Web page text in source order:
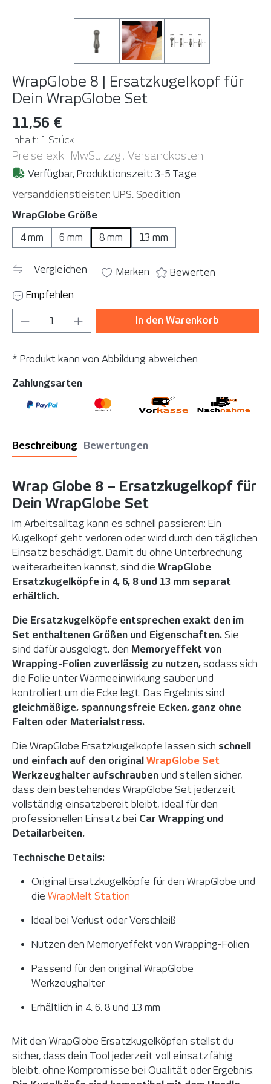
WrapGlobe 8 | Ersatzkugelkopf für
Dein WrapGlobe Set
11,56 €
Inhalt: 1 Stück
Preise exkl. MwSt. zzgl. Versandkosten
Verfügbar, Produktionszeit: 3-5 Tage
Versanddienstleister: UPS, Spedition
WrapGlobe Größeauswählen
4 mm
6 mm 8 mm 13 mm
Vergleichen Merken
Bewerten
Empfehlen
Produkt Anzahl: Gib den gewünschten
In den Warenkorb
* Produkt kann von Abbildung abweichen
Zahlungsarten
Beschreibung Bewertungen
Wrap Globe 8 – Ersatzkugelkopf für
Dein WrapGlobe Set
Im Arbeitsalltag kann es schnell passieren: Ein
Kugelkopf geht verloren oder wird durch den täglichen
Einsatz beschädigt. Damit du ohne Unterbrechung
weiterarbeiten kannst, sind die WrapGlobe
Ersatzkugelköpfe in 4, 6, 8 und 13 mm separat
erhältlich.
Die Ersatzkugelköpfe entsprechen exakt den im
Set enthaltenen Größen und Eigenschaften. Sie
sind dafür ausgelegt, den Memoryeffekt von
Wrapping-Folien zuverlässig zu nutzen, sodass sich
die Folie unter Wärmeeinwirkung sauber und
kontrolliert um die Ecke legt. Das Ergebnis sind
gleichmäßige, spannungsfreie Ecken, ganz ohne
Falten oder Materialstress.
Die WrapGlobe Ersatzkugelköpfe lassen sich schnell
und einfach auf den original WrapGlobe Set
Werkzeughalter aufschrauben und stellen sicher,
dass dein bestehendes WrapGlobe Set jederzeit
vollständig einsatzbereit bleibt, ideal für den
professionellen Einsatz bei Car Wrapping und
Detailarbeiten.
Technische Details:
Original Ersatzkugelköpfe für den WrapGlobe und
die WrapMelt Station
Ideal bei Verlust oder Verschleiß
Nutzen den Memoryeffekt von Wrapping-Folien
Passend für den original WrapGlobe
Werkzeughalter
Erhältlich in 4, 6, 8 und 13 mm
Mit den WrapGlobe Ersatzkugelköpfen stellst du
sicher, dass dein Tool jederzeit voll einsatzfähig
bleibt, ohne Kompromisse bei Qualität oder Ergebnis.